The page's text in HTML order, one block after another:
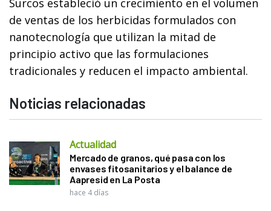
Surcos estableció un crecimiento en el volumen
de ventas de los herbicidas formulados con
nanotecnología que utilizan la mitad de
principio activo que las formulaciones
tradicionales y reducen el impacto ambiental.
Noticias relacionadas
Actualidad
Mercado de granos, qué pasa con los
envases fitosanitarios y el balance de
Aapresid en La Posta
hace 4 días